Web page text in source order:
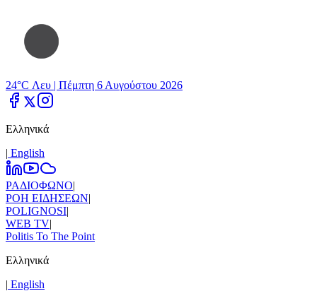
24°C Λευ | Πέμπτη 6 Αυγούστου 2026
Ελληνικά
| Εnglish
ΡΑΔΙΟΦΩΝΟ|
ΡΟΗ ΕΙΔΗΣΕΩΝ|
POLIGNOSI|
WEB TV|
Politis To The Point
Ελληνικά
| Εnglish